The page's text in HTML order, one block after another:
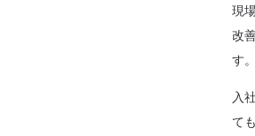
現
改
す。
入
て